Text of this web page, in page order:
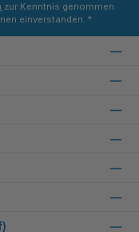
zur Kenntnis genommen
einverstanden. *